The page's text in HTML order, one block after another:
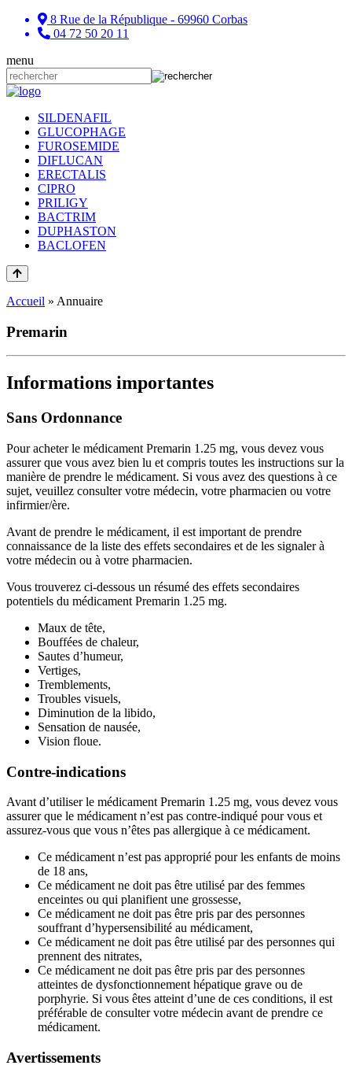
8 Rue de la République - 69960 Corbas
04 72 50 20 11
menu
SILDENAFIL
GLUCOPHAGE
FUROSEMIDE
DIFLUCAN
ERECTALIS
CIPRO
PRILIGY
BACTRIM
DUPHASTON
BACLOFEN
Accueil » Annuaire
Premarin
Informations importantes
Sans Ordonnance
Pour acheter le médicament Premarin 1.25 mg, vous devez vous
assurer que vous avez bien lu et compris toutes les instructions sur la
manière de prendre le médicament. Si vous avez des questions à ce
sujet, veuillez consulter votre médecin, votre pharmacien ou votre
infirmier/ère.
Avant de prendre le médicament, il est important de prendre
connaissance de la liste des effets secondaires et de les signaler à
votre médecin ou à votre pharmacien.
Vous trouverez ci-dessous un résumé des effets secondaires
potentiels du médicament Premarin 1.25 mg.
Maux de tête,
Bouffées de chaleur,
Sautes d’humeur,
Vertiges,
Tremblements,
Troubles visuels,
Diminution de la libido,
Sensation de nausée,
Vision floue.
Contre-indications
Avant d’utiliser le médicament Premarin 1.25 mg, vous devez vous
assurer que le médicament n’est pas contre-indiqué pour vous et
assurez-vous que vous n’êtes pas allergique à ce médicament.
Ce médicament n’est pas approprié pour les enfants de moins
de 18 ans,
Ce médicament ne doit pas être utilisé par des femmes
enceintes ou qui planifient une grossesse,
Ce médicament ne doit pas être pris par des personnes
souffrant d’hypersensibilité au médicament,
Ce médicament ne doit pas être utilisé par des personnes qui
prennent des nitrates,
Ce médicament ne doit pas être pris par des personnes
atteintes de dysfonctionnement hépatique grave ou de
porphyrie. Si vous êtes atteint d’une de ces conditions, il est
préférable de consulter votre médecin avant de prendre ce
médicament.
Avertissements